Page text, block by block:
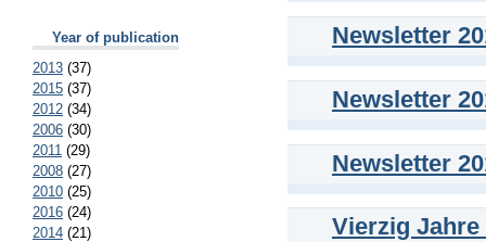
Year of publication
2013 (37)
2015 (37)
2012 (34)
2006 (30)
2011 (29)
2008 (27)
2010 (25)
2016 (24)
2014 (21)
Newsletter
Newsletter
Newsletter
Vierzig